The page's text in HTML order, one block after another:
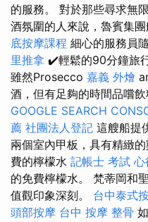
的服務。 對於那些尋求無
酒氛圍的人來說，魯賓集
底按摩課程 細心的服務員
里推拿 ✔️輕鬆的90分鐘旅
雖然Prosecco 嘉義 外燴
酒，但有足夠的時間品嚐飲
GOOGLE SEARCH
薦 社團法人登記 這艘船提
兩個室內甲板，具有精緻的
費的檸檬水 記帳士 考試 心
的免費檸檬水。 梵蒂岡和
值觀印象深刻。 台中泰式
頭部按摩 台中 按摩 整骨